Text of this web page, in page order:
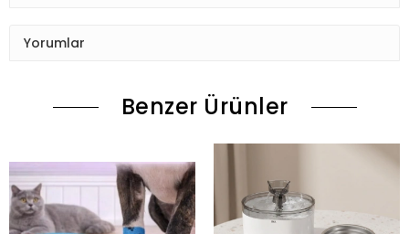
Yorumlar
Benzer Ürünler